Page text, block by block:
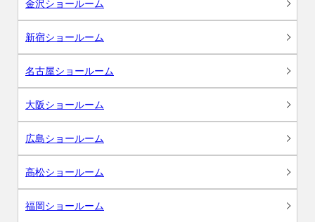
金沢ショールーム
新宿ショールーム
名古屋ショールーム
大阪ショールーム
広島ショールーム
高松ショールーム
福岡ショールーム